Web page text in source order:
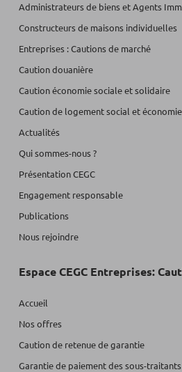
Administrateurs de biens et Agents
Constructeurs de maisons individuelles
Entreprises : Cautions de marché
Caution douanière
Caution économie sociale et solidaire
Caution de logement social et
Actualités
Qui sommes-nous ?
Présentation CEGC
Engagement responsable
Publications
Nous rejoindre
Espace CEGC Entreprises:
Accueil
Nos offres
Caution de retenue de garantie
Garantie de paiement des sous-traitants